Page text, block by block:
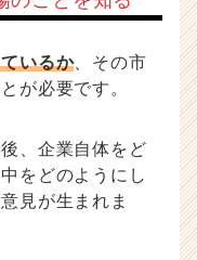
いるか、その市
が必要です。
、企業自体をど
をどのようにし
見が生まれま